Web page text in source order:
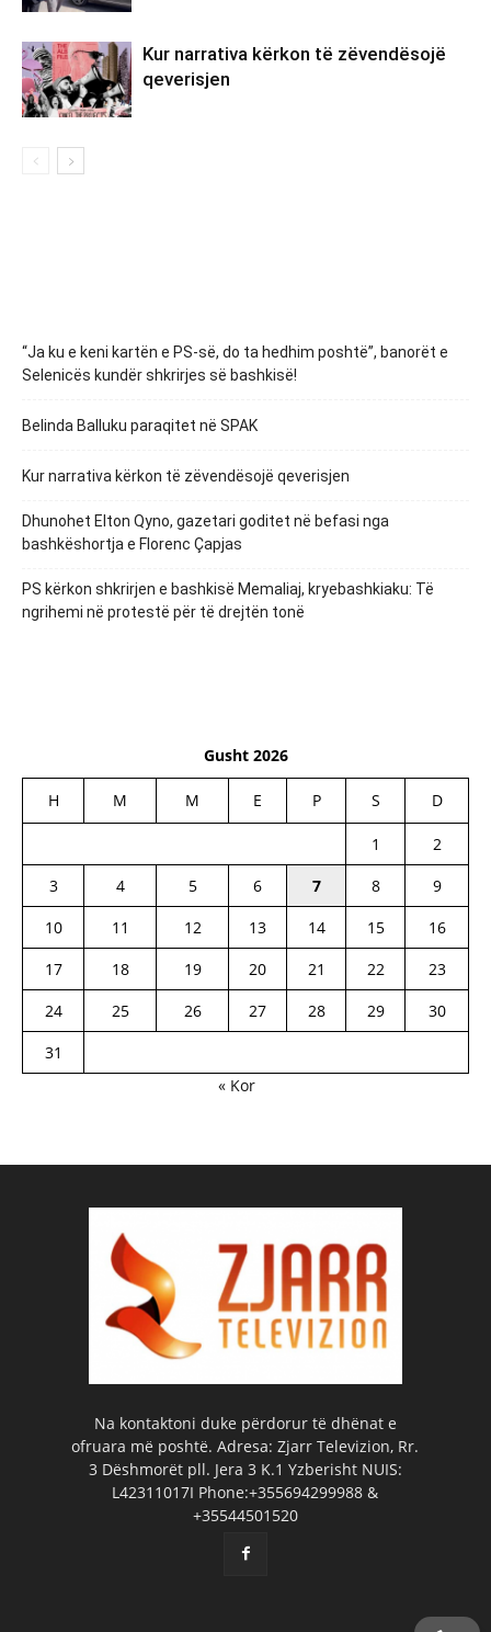
Kur narrativa kërkon të zëvendësojë
qeverisjen
“Ja ku e keni kartën e PS-së, do ta hedhim poshtë”, banorët e
Selenicës kundër shkrirjes së bashkisë!
Belinda Balluku paraqitet në SPAK
Kur narrativa kërkon të zëvendësojë qeverisjen
Dhunohet Elton Qyno, gazetari goditet në befasi nga
bashkëshortja e Florenc Çapjas
PS kërkon shkrirjen e bashkisë Memaliaj, kryebashkiaku: Të
ngrihemi në protestë për të drejtën tonë
Gusht 2026
H M M E P S D
1
2
3
4 5 6 7 8
9
10
11 12 13 14 15
16
17
18 19 20 21 22
23
24
25 26 27 28 29
30
31
« Kor
Na kontaktoni duke përdorur të dhënat e
ofruara më poshtë. Adresa: Zjarr Televizion, Rr.
3 Dëshmorët pll. Jera 3 K.1 Yzberisht NUIS:
L42311017I Phone:+355694299988 &
+35544501520